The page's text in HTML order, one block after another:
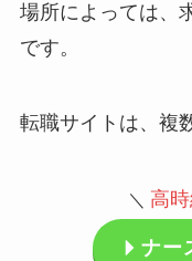
場所によっては、
です。
転職サイトは、複
＼ 高
ナー